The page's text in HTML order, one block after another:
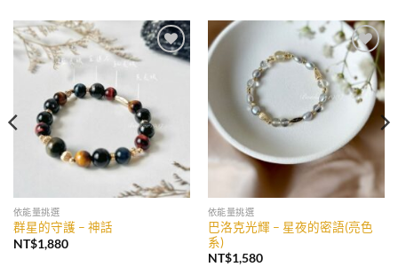
加入
依能量挑選
群星的守護 – 神話
NT$1,880
加入
收藏
依能量挑選
巴洛克光輝 – 星夜的密語(亮色
系)
NT$1,580